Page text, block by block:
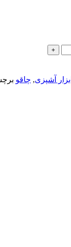
ابزار آشپزی, چاقو